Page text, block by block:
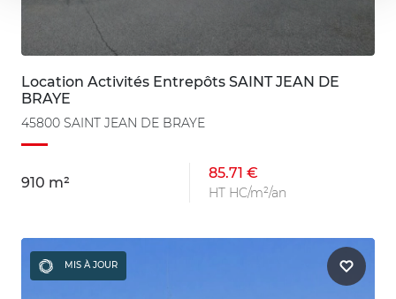
Location Activités Entrepôts SAINT JEAN DE
BRAYE
45800 SAINT JEAN DE BRAYE
910 m²
85.71 €
HT HC/m²/an
MIS À JOUR